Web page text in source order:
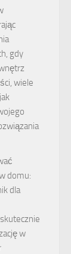
gdy
wiele
domu:
dla
w